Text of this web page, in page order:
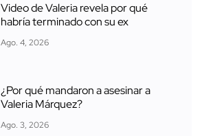
Video de Valeria revela por qué
habría terminado con su ex
Ago. 4, 2026
¿Por qué mandaron a asesinar a
Valeria Márquez?
Ago. 3, 2026